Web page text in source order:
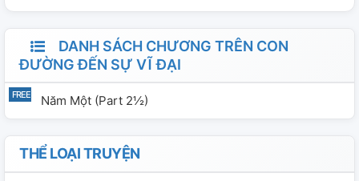
DANH SÁCH CHƯƠNG TRÊN CON
ĐƯỜNG ĐẾN SỰ VĨ ĐẠI
Năm Một (part 2½)
THỂ LOẠI TRUYỆN